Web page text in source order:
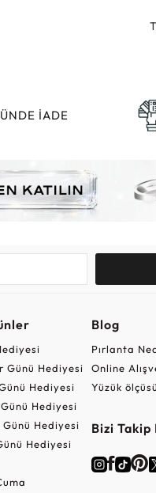
İADE
Günü Hediyesi
Hediyesi
Hediyesi
Günü Hediyesi
Hediyesi
Blog
Pırlanta
Online
Yüzük ölçüsü
Bizi Takip